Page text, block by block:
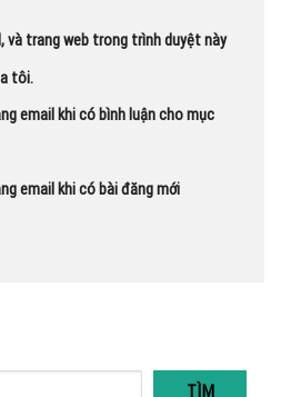
và trang web trong trình duyệt này
tôi.
email khi có bình luận cho mục
email khi có bài đăng mới
TÌM